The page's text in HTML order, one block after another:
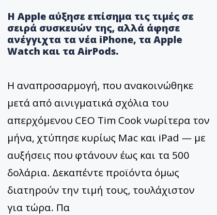
Η Apple αύξησε επίσημα τις τιμές σε
σειρά συσκευών της, αλλά άφησε
ανέγγιχτα τα νέα iPhone, τα Apple
Watch και τα AirPods.
Η αναπροσαρμογή, που ανακοινώθηκε
μετά από αινιγματικά σχόλια του
απερχόμενου CEO Tim Cook νωρίτερα τον
μήνα, χτύπησε κυρίως Mac και iPad — με
αυξήσεις που φτάνουν έως και τα 500
δολάρια. Δεκαπέντε προϊόντα όμως
διατηρούν την τιμή τους, τουλάχιστον
για τώρα. Πα